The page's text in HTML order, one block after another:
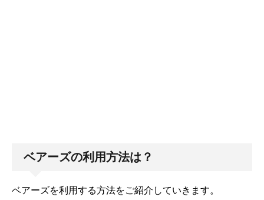
ベアーズの利用方法は？
ベアーズを利用する方法をご紹介していきます。